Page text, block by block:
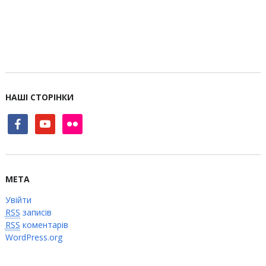
НАШІ СТОРІНКИ
facebookyoutube flickr
МЕТА
Увійти
RSS записів
RSS коментарів
WordPress.org